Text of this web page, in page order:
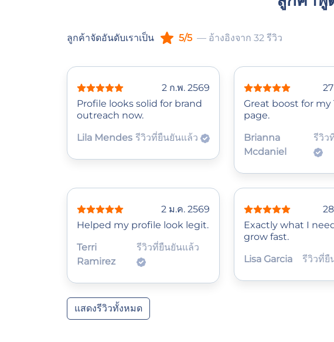
ลูกค้าจัดอันดับเราเป็น 5/5 — อ้างอิงจาก 32 รีวิว
2 ก.พ. 2569
Profile looks solid for brand
outreach now.
Lila Mendes รีวิวที่ยืนยันแล้ว
Great boost for my
page.
Brianna
Mcdaniel
รีวิว
2 ม.ค. 2569
Helped my profile look legit.
Terri
Ramirez
รีวิวที่ยืนยันแล้ว
Exactly what I
grow fast.
Lisa Garcia
รีวิวที่ยื
แสดงรีวิวทั้งหมด